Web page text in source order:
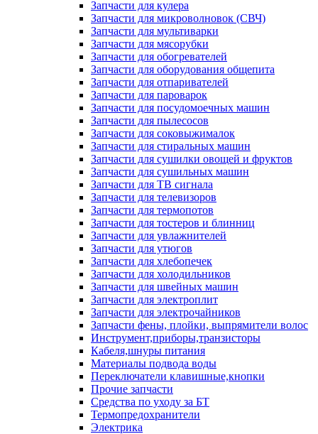
Запчасти для кулера
Запчасти для микроволновок (СВЧ)
Запчасти для мультиварки
Запчасти для мясорубки
Запчасти для обогревателей
Запчасти для оборудования общепита
Запчасти для отпаривателей
Запчасти для пароварок
Запчасти для посудомоечных машин
Запчасти для пылесосов
Запчасти для соковыжималок
Запчасти для стиральных машин
Запчасти для сушилки овощей и фруктов
Запчасти для сушильных машин
Запчасти для ТВ сигнала
Запчасти для телевизоров
Запчасти для термопотов
Запчасти для тостеров и блинниц
Запчасти для увлажнителей
Запчасти для утюгов
Запчасти для хлебопечек
Запчасти для холодильников
Запчасти для швейных машин
Запчасти для электроплит
Запчасти для электрочайников
Запчасти фены, плойки, выпрямители волос
Инструмент,приборы,транзисторы
Кабеля,шнуры питания
Материалы подвода воды
Переключатели клавишные,кнопки
Прочие запчасти
Средства по уходу за БТ
Термопредохранители
Электрика